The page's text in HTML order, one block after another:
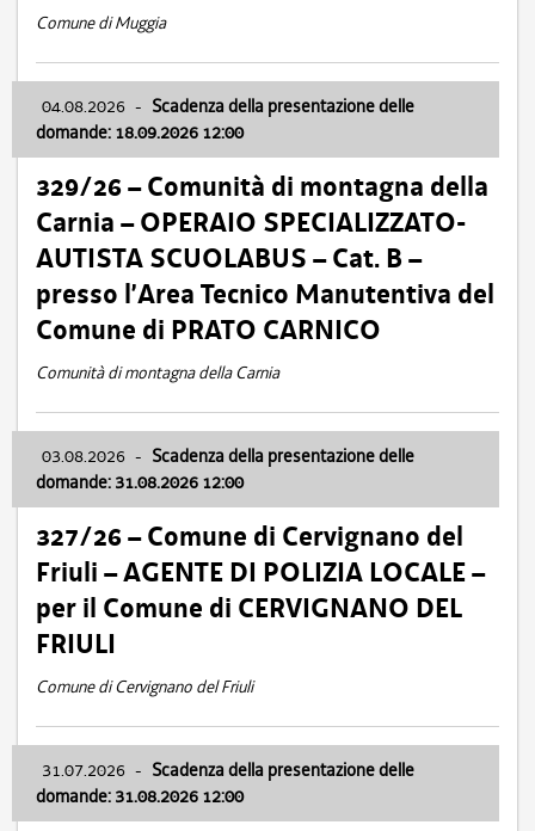
Comune di Muggia
04.08.2026 - Scadenza della presentazione delle
domande: 18.09.2026 12:00
329/26 – Comunità di montagna della
Carnia – OPERAIO SPECIALIZZATO-
AUTISTA SCUOLABUS – Cat. B –
presso l’Area Tecnico Manutentiva del
Comune di PRATO CARNICO
Comunità di montagna della Carnia
03.08.2026 - Scadenza della presentazione delle
domande: 31.08.2026 12:00
327/26 – Comune di Cervignano del
Friuli – AGENTE DI POLIZIA LOCALE –
per il Comune di CERVIGNANO DEL
FRIULI
Comune di Cervignano del Friuli
31.07.2026 - Scadenza della presentazione delle
domande: 31.08.2026 12:00